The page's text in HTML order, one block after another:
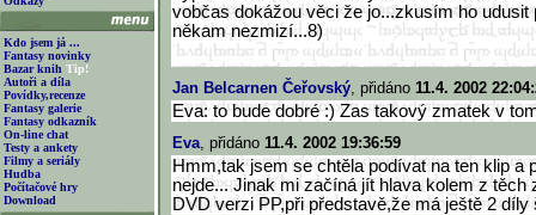
Kdo jsem já ...
Fantasy novinky
Bazar knih Tip!
Autoři a díla
Povídky,recenze
Fantasy galerie
Fantasy odkazník
On-line chat
Testy a ankety
Filmy a seriály
Hudba
Počítačové hry
Download
vobčas dokážou věci že jo...zkusím ho udusit
někam nezmizí...8)
Jan Belcarnen Čeřovský, přidáno 11.4. 2002
Eva: to bude dobré :) Zas takový zmatek v
Eva, přidáno 11.4. 2002 19:36:59
Hmm,tak jsem se chtěla podívat na ten klip a
nejde... Jinak mi začíná jít hlava kolem z těch
DVD verzi PP,při představě,že má ještě 2 díly